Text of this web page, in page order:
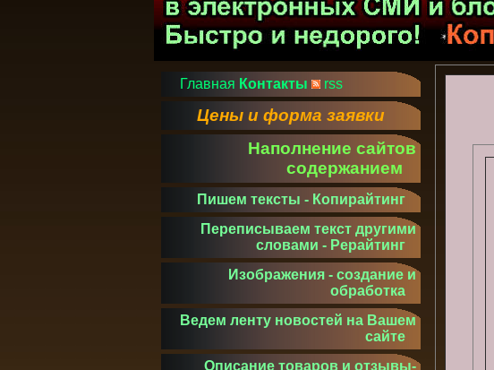
Главная Контакты rss
Цены и форма заявки
Наполнение сайтов
содержанием
Пишем тексты - Копирайтинг
Переписываем текст другими
словами - Рерайтинг
Изображения - создание и
обработка
Ведем ленту новостей на Вашем
сайте
Описание товаров и отзывы-